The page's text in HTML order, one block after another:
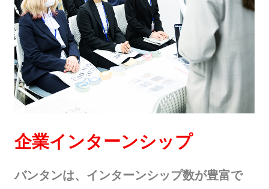
企業インターンシップ
バンタンは、インターンシップ数が豊富で